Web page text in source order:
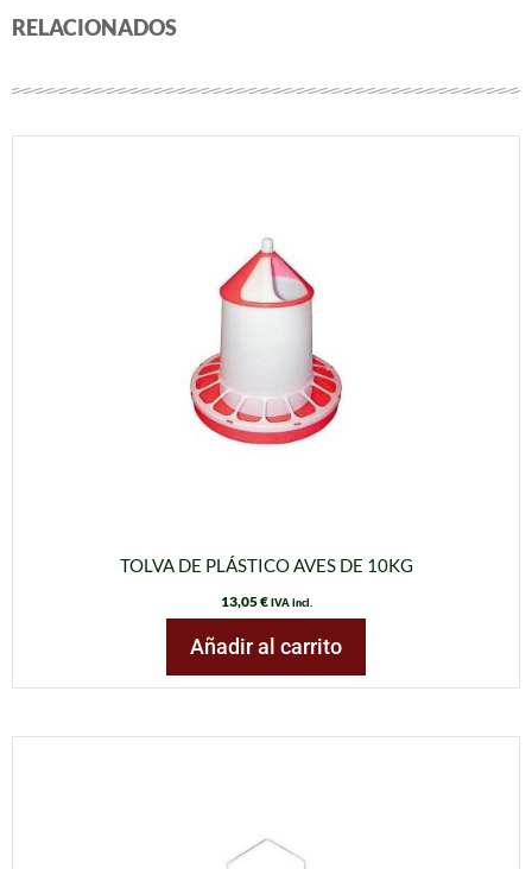
RELACIONADOS
TOLVA DE PLÁSTICO AVES DE 10KG
13,05€ IVA incl.
Añadir al carrito